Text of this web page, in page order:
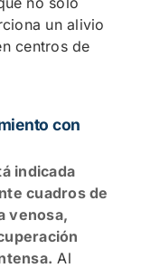
un alivio
centros de
con
indicada
cuadros de
venosa,
Al